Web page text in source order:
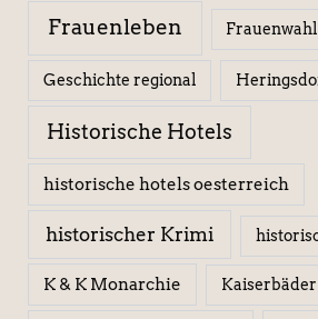
Frauenleben
Geschichte regional
Historische Hotels
historische hotels oesterreich
historischer Krimi
K & K Monarchie Kaiserbäder